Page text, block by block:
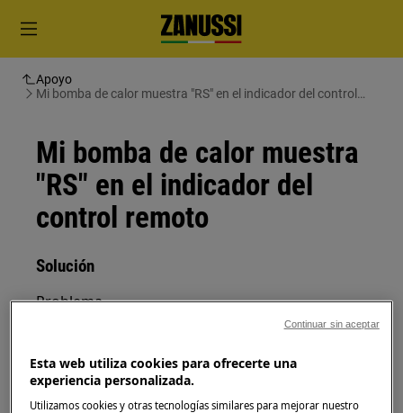
Apoyo
Mi bomba de calor muestra "RS" en el indicador del control
Mi bomba de calor muestra
"RS" en el indicador del
control remoto
Solución
Problema
remoto de mi bomba de calor de aire tipo
""split"" reversible
Esta web utiliza cookies para ofrecerte una
experiencia personalizada.
Utilizamos cookies y otras tecnologías similares para mejorar nuestro
Continuar sin aceptar